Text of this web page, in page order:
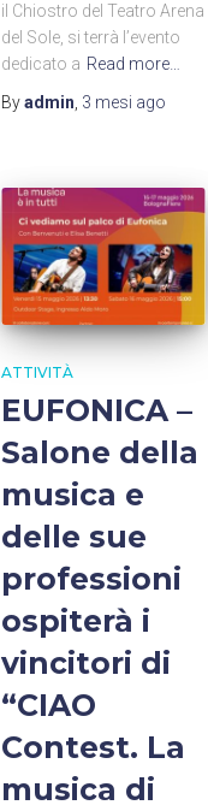
il Chiostro del Teatro Arena
del Sole, si terrà l’evento
dedicato a Read more…
Byadmin, 3 mesi ago
ATTIVITÀ
EUFONICA –
Salone della
musica e
delle sue
professioni
ospiterà i
vincitori di
“CIAO
Contest. La
musica di